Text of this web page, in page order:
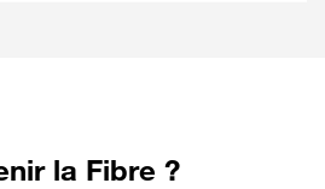
la Fibre ?